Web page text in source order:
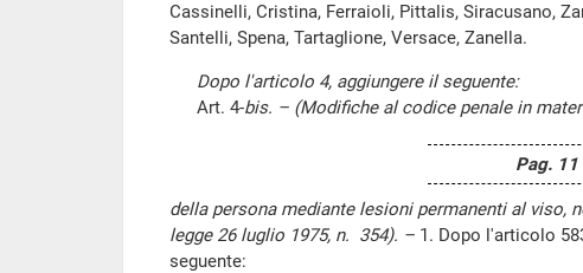
Cassinelli, Cristina, Ferraioli, Pittalis, Siracusano,
Santelli, Spena, Tartaglione, Versace, Zanella.
Dopo l'articolo 4, aggiungere il seguente:
Art. 4-bis. – (Modifiche al codice penale in
Pag. 11
della persona mediante lesioni permanenti al viso,
legge 26 luglio 1975, n. 354). – 1. Dopo l'articolo
seguente: